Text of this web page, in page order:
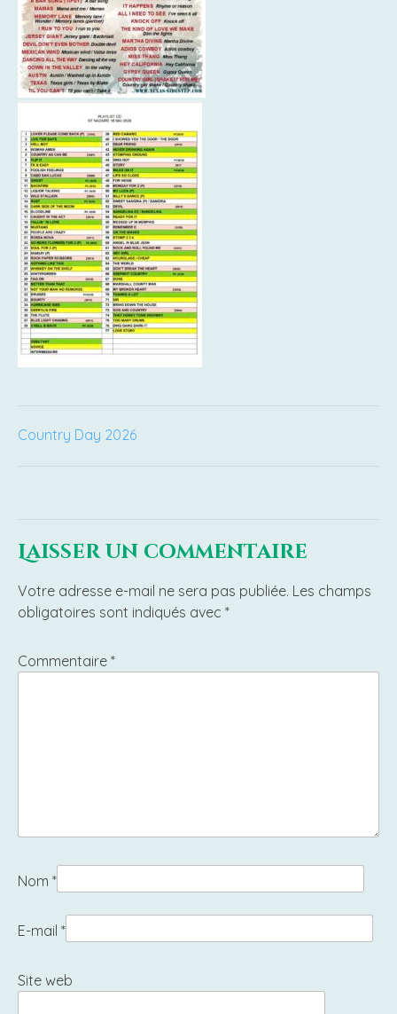
Navigation
l’article
Country Day 2026
Laisser un commentaire
Votre adresse e-mail ne sera pas publiée. Les champs
obligatoires sont indiqués avec *
Commentaire *
Nom *
E-mail *
Site web